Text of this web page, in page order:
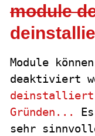
module
Module
deaktiviert
deinstalliert
Gründen...
sehr